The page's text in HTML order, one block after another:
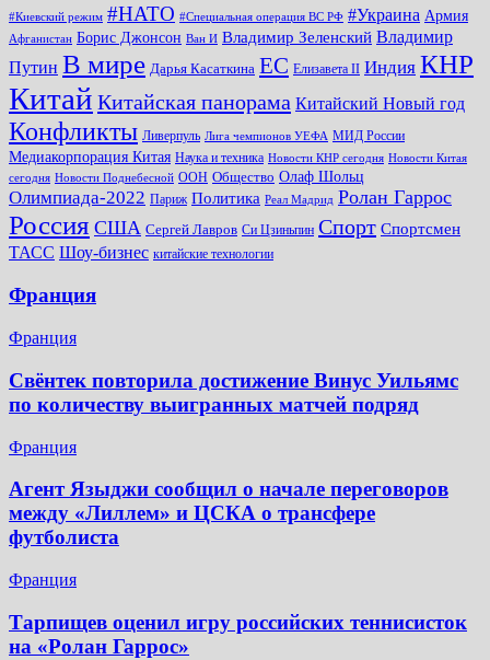
#Киевский режим #НАТО #Специальная операция ВС РФ #Украина Армия
Афганистан Борис Джонсон Ван И Владимир Зеленский Владимир
Путин В мире Дарья Касаткина ЕС Елизавета II Индия КНР
Китай Китайская панорама Китайский Новый год
Конфликты Ливерпуль Лига чемпионов УЕФА МИД России
Медиакорпорация Китая Наука и техника Новости КНР сегодня Новости Китая
сегодня Новости Поднебесной ООН Общество Олаф Шольц
Олимпиада-2022 Париж Политика Реал Мадрид Ролан Гаррос
Россия США Сергей Лавров Си Цзиньпин Спорт Спортсмен
ТАСС Шоу-бизнес китайские технологии
Франция
Франция
Свёнтек повторила достижение Винус Уильямс
по количеству выигранных матчей подряд
Франция
Агент Языджи сообщил о начале переговоров
между «Лиллем» и ЦСКА о трансфере
футболиста
Франция
Тарпищев оценил игру российских теннисисток
на «Ролан Гаррос»